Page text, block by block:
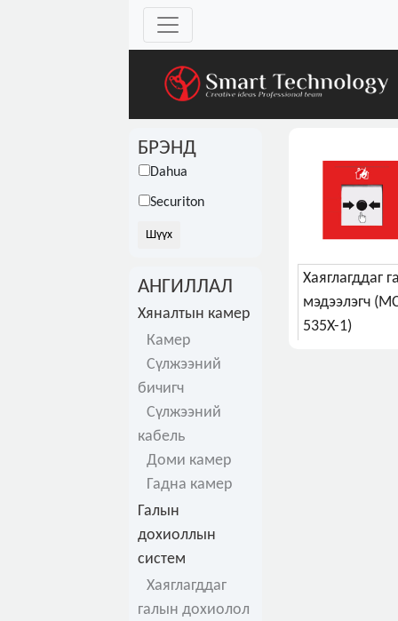
БРЭНД
Dahua
Securiton
АНГИЛЛАЛ
Хяналтын камер
Камер
Сүлжээний
бичигч
Сүлжээний
кабель
Доми камер
Гадна камер
Галын
дохиоллын
систем
Хаяглагддаг
галын дохиолол
Xаяглагддаг
мэдээлэгч
535X-1)